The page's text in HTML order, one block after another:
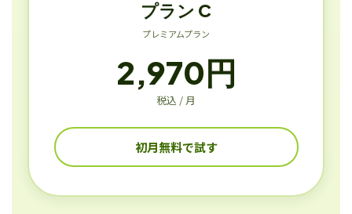
プラン C
プレミアムプラン
2,970円
税込 / 月
初月無料で試す